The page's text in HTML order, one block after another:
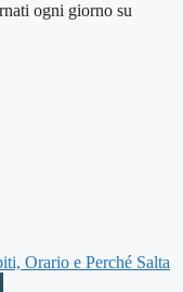
ogni giorno su
Orario e Perché Salta